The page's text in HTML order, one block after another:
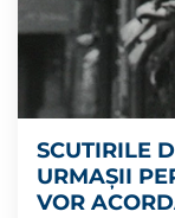
SCUTIRILE
URMAȘII
VOR